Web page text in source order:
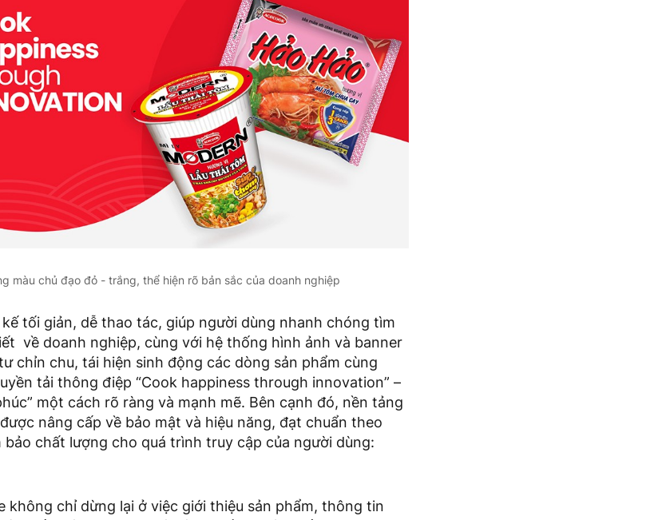
màu chủ đạo đỏ - trắng, thể hiện rõ bản sắc của doanh nghiệp
tối giản, dễ thao tác, giúp người dùng nhanh chóng tìm
về doanh nghiệp, cùng với hệ thống hình ảnh và banner
chỉn chu, tái hiện sinh động các dòng sản phẩm cùng
tải thông điệp “Cook happiness through innovation” –
một cách rõ ràng và mạnh mẽ. Bên cạnh đó, nền tảng
nâng cấp về bảo mật và hiệu năng, đạt chuẩn theo
bảo chất lượng cho quá trình truy cập của người dùng:
không chỉ dừng lại ở việc giới thiệu sản phẩm, thông tin